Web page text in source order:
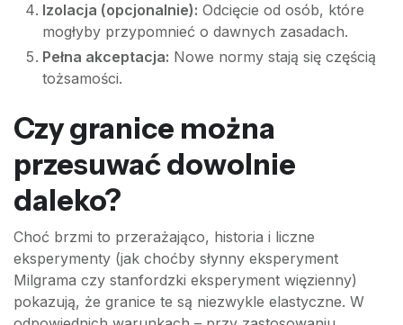
Izolacja (opcjonalnie): Odcięcie od osób, które
mogłyby przypomnieć o dawnych zasadach.
Pełna akceptacja: Nowe normy stają się częścią
tożsamości.
Czy granice można
przesuwać dowolnie
daleko?
Choć brzmi to przerażająco, historia i liczne
eksperymenty (jak choćby słynny eksperyment
Milgrama czy stanfordzki eksperyment więzienny)
pokazują, że granice te są niezwykle elastyczne. W